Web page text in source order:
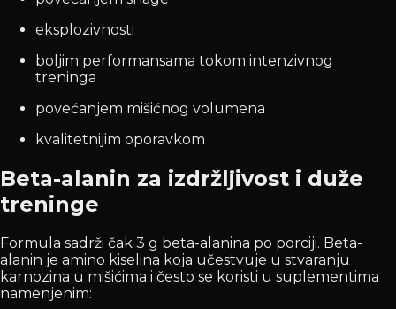
eksplozivnosti
boljim performansama tokom intenzivnog
treninga
povećanjem mišićnog volumena
kvalitetnijim oporavkom
Beta-alanin za izdržljivost i duže
treninge
Formula sadrži čak 3 g beta-alanina po porciji. Beta-
alanin je amino kiselina koja učestvuje u stvaranju
karnozina u mišićima i često se koristi u suplementima
namenjenim: